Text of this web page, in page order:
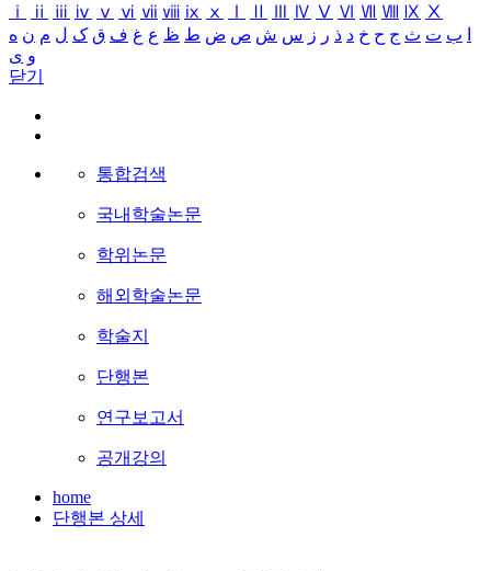
ⅰ
ⅱ ⅲ ⅳ ⅴ ⅵ ⅶ ⅷ ⅸ ⅹ Ⅳ Ⅴ Ⅵ Ⅶ Ⅷ Ⅸ Ⅹ
ب ت ث ج ح خ د ذ ر ز س ش ص ض ط ظ ع غ ف ق ک ل م ن ه
و ی
닫기
통합검색
국내학술논문
학위논문
해외학술논문
학술지
단행본
연구보고서
공개강의
home
단행본 상세